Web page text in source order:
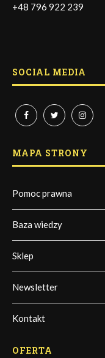
+48 796 922 239
SOCIAL MEDIA
MAPA STRONY
Pomoc prawna
Baza wiedzy
Sklep
Newsletter
Kontakt
OFERTA